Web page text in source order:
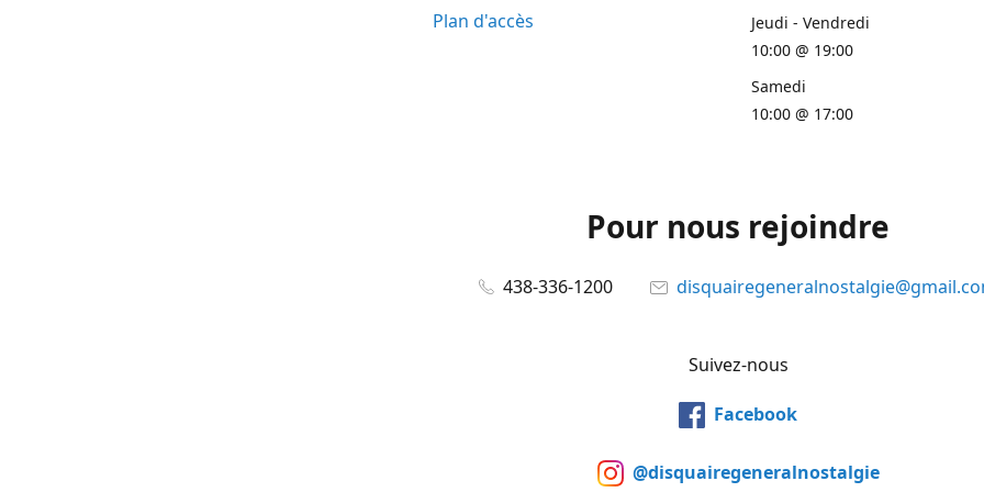
Plan d'accès
Jeudi - Vendredi
10:00 @ 19:00
Samedi
10:00 @ 17:00
Pour nous rejoindre
438-336-1200
Suivez-nous
Facebook
@disquairegeneralnostalgie